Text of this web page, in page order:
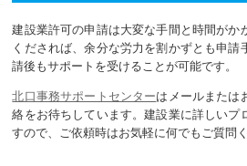
建設業許可の申請は大変な手間と時間がか
くだされば、余分な労力を割かずとも申請
請後もサポートを受けることが可能です。
北口事務サポートセンターはメールまたは
絡をお待ちしています。建設業に詳しいプ
すので、ご依頼時はお気軽に何でもご質問く